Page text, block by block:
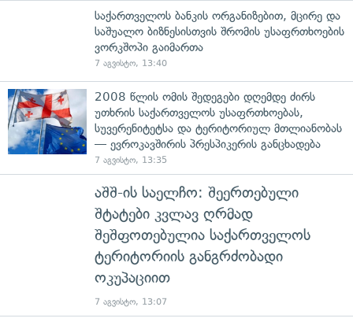
საქართველოს ბანკის ორგანიზებით, მცირე და
საშუალო ბიზნესისთვის შრომის უსაფრთხოების
ვორკშოპი გაიმართა
7 აგვისტო, 13:40
2008 წლის ომის შედეგები დღემდე ძირს
უთხრის საქართველოს უსაფრთხოებას,
სუვერენიტეტსა და ტერიტორიულ მთლიანობას
— ევროკავშირის პრესპიკერის განცხადება
7 აგვისტო, 13:35
აშშ-ის საელჩო: შეერთებული
შტატები კვლავ ღრმად
შეშფოთებულია საქართველოს
ტერიტორიის განგრძობადი
ოკუპაციით
7 აგვისტო, 13:07